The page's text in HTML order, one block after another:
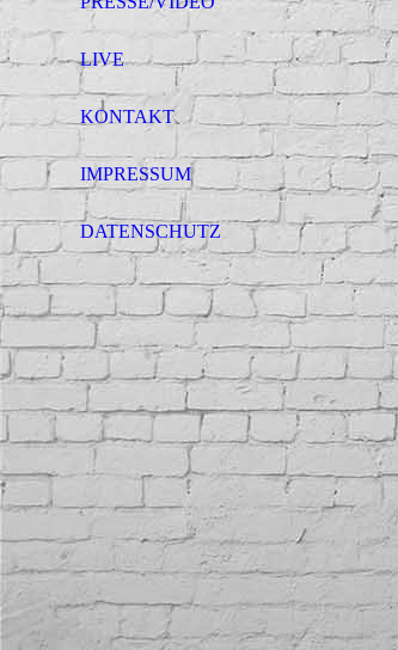
LIVE
KONTAKT
IMPRESSUM
DATENSCHUTZ